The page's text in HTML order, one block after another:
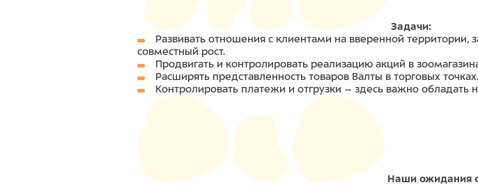
Задачи:
Развивать отношения с клиентами на вверенной территории,
совместный рост.
Продвигать и контролировать реализацию акций в
Расширять представленность товаров Валты в торговых точках.
Контролировать платежи и отгрузки – здесь важно
Наши ожидания